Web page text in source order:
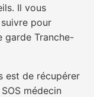
Il vous
pour
garde Tranche-
est de récupérer
médecin